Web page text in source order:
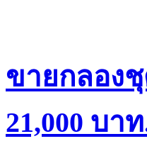
ขายกลอง
21,000 บา